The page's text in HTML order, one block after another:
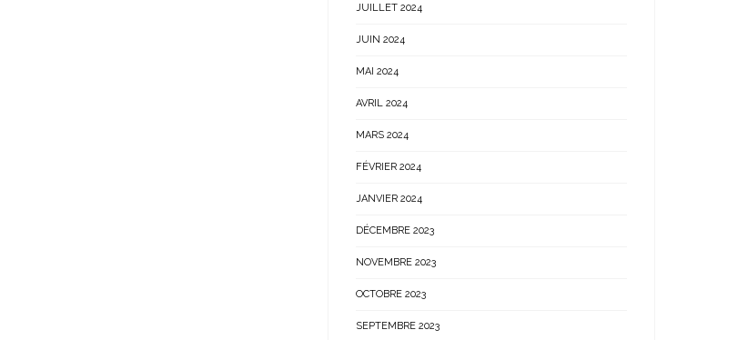
JUILLET 2024
JUIN 2024
MAI 2024
AVRIL 2024
MARS 2024
FÉVRIER 2024
JANVIER 2024
DÉCEMBRE 2023
NOVEMBRE 2023
OCTOBRE 2023
SEPTEMBRE 2023